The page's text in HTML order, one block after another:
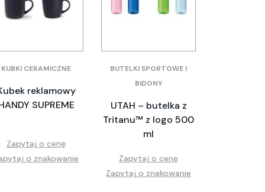
KUBKI CERAMICZNE
reklamowy
SUPREME
Zapytaj o cenę
o znakowanie
BUTELKI SPORTOWE I
BIDONY
UTAH – butelka z
Tritanu™ z logo 500
ml
Zapytaj o cenę
Zapytaj o znakowanie